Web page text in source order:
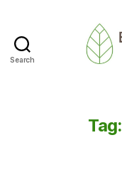
Search
Tag: